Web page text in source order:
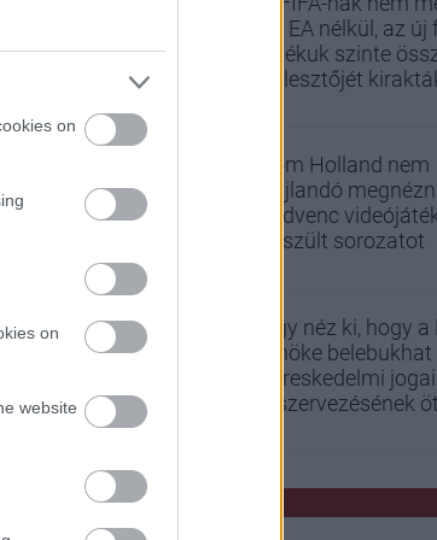
on
on
website
az EA nélkül, az új
játékuk szinte
fejlesztőjét
Tom Holland nem
hajlandó
kedvenc
készült sorozatot
Úgy néz ki, hogy a
elnöke
kereskedelmi jogai
kiszervezésének
PCW HÍREK